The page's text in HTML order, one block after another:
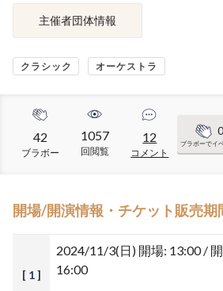
主催者団体情報
クラシック オーケストラ
42
ブラボー
1057
回閲覧
12
コメント
0
ブラボーでイ
開場/開演情報・チケット販売期
[ 1 ]
2024/11/3(日) 開場: 13:00 /
16:00